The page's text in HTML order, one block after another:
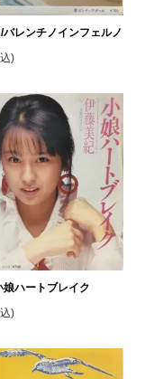
バレンチノインフェルノ
)
娘ハートブレイク
)